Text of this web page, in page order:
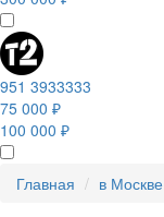
951 3933333
75 000 ₽
100 000 ₽
Главная в Москве